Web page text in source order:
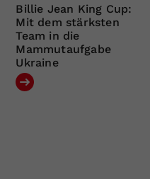
Billie Jean King Cup:
Mit dem stärksten
Team in die
Mammutaufgabe
Ukraine